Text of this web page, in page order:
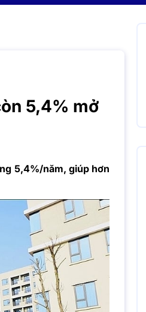
5,4% mở
5,4%/năm, giúp hơn